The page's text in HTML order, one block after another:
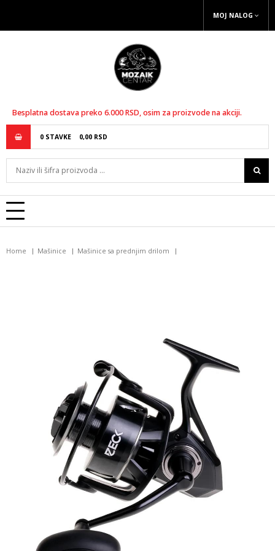
MOJ NALOG
Besplatna dostava preko 6.000 RSD, osim za proizvode na akciji.
0 STAVKE 0,00 RSD
Home Mašinice Mašinice sa prednjim drilom